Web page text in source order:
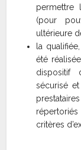
permettre
(pour
ultérieure
la
été
dispositif
sécurisé
critères